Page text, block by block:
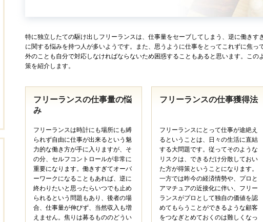
特に独立したての駆け出しフリーランスは、仕事量をセーブしてしまう、逆に働き
に関する悩みを持つ人が多いようです。また、思うように仕事をとってこれずに焦
外のことも自分で対応しなければならないため困惑することもあると思います。こ
策を紹介します。
フリーランスの仕事量の悩
み
フリーランスは時計にも場所にも縛
られず自由に仕事が出来るという魅
力的な働き方が手に入りますが、そ
の分、セルフコントロールが非常に
重要になります。働きすぎてオーバ
ーワークになることもあれば、逆に
終わりたいと思ったらいつでも止め
られるという問題もあり、後者の場
合、仕事量が伸びず、当然収入も増
えません。焦りは募るもののどうい
フリーランスの仕事獲得法
フリーランスにとって仕事が途絶え
るということは、日々の生活に直結
する大問題です。従ってそのような
リスクは、できるだけ分散しておい
た方が得策ということになります。
一方では昨今の経済情勢や、プロと
アマチュアの近接化に伴い、フリー
ランスがプロとして独自の価値を認
めてもらうことができるような顧客
をつなぎとめておくのは難しくなっ